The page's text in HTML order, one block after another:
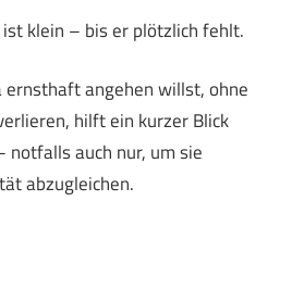
klein – bis er plötzlich fehlt.
ernsthaft angehen willst, ohne
hilft ein kurzer Blick
notfalls auch nur, um sie
abzugleichen.